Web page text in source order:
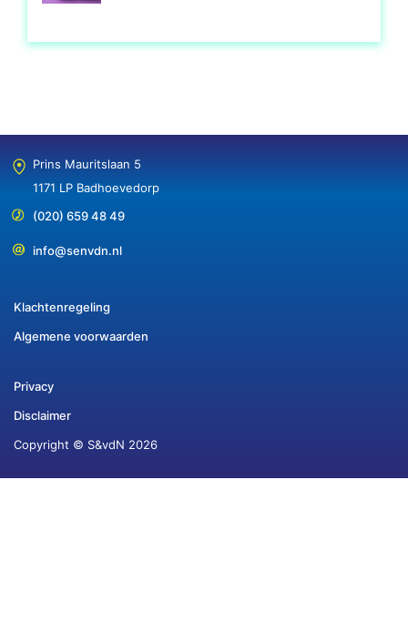
Prins Mauritslaan 5
1171 LP Badhoevedorp
(020) 659 48 49
info@senvdn.nl
Klachtenregeling
Algemene voorwaarden
Privacy
Disclaimer
Copyright © S&vdN 2026